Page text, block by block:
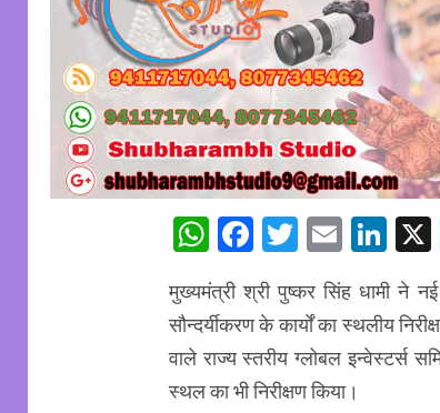
WhatsApp
Facebook
Twitter
Email
मुख्यमंत्री श्री पुष्कर सिंह धामी ने
सौन्दर्यीकरण के कार्यों का स्थलीय
वाले राज्य स्तरीय ग्लोबल इन्वेस्टर्स
स्थल का भी निरीक्षण किया।